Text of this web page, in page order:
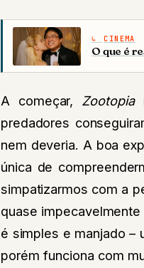
CINEMA
O que é
A começar, Zootopia
predadores
nem deveria. A boa
única de
simpatizarmos com a
quase
é simples e manjado –
porém funciona com